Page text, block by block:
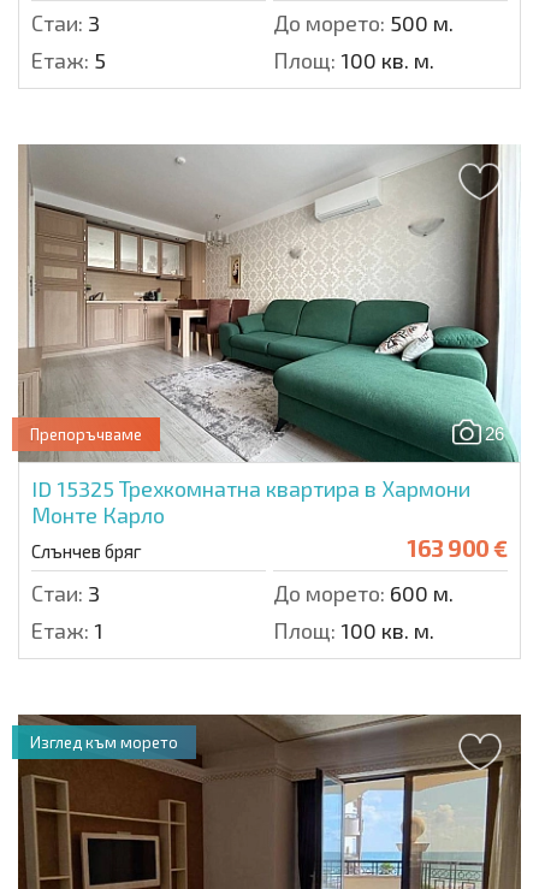
Стаи: 3 До морето: 500 м.
Етаж: 5 Площ: 100 кв. м.
26
Препоръчваме
ID 15325 Трехкомнатна квартира в Хармони
Монте Карло
Слънчев бряг 163 900 €
Стаи: 3 До морето: 600 м.
Етаж: 1 Площ: 100 кв. м.
Изглед към морето